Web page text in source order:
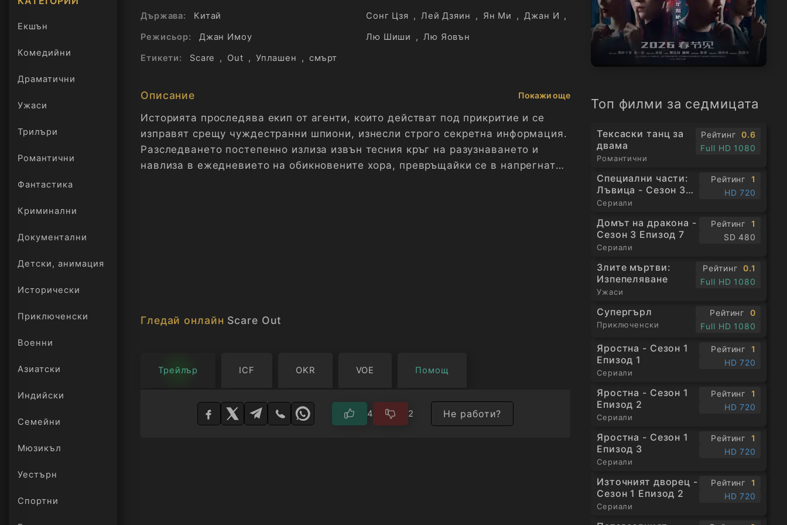
Екшън
Комедийни
Драматични
Ужаси
Трилъри
онлайн
Романтични
Фантастика
Криминални
Документални
Детски, анимация
Исторически
Приключенски
Военни
Азиатски
Индийски
Семейни
Мюзикъл
Уестърн
Спортни
Топ филми за седмицата
Тексаски танц за
двама
Романтични
Рейтинг
0.6
Full HD 1080
Специални части:
Лъвица - Сезон 3
Епизод 1
Сериали
Рейтинг
1
HD 720
Домът на дракона -
Сезон 3 Епизод 7
Сериали
Рейтинг
1
SD 480
Злите мъртви:
Изпепеляване
Ужаси
Рейтинг
0.1
Full HD 1080
Супергърл
Приключенски
Рейтинг
0
Full HD 1080
Яростна - Сезон 1
Епизод 1
Сериали
Рейтинг
1
HD 720
Яростна - Сезон 1
Епизод 2
Сериали
Рейтинг
1
HD 720
Яростна - Сезон 1
Епизод 3
Сериали
Рейтинг
1
HD 720
Източният дворец -
Сезон 1 Епизод 2
Сериали
Рейтинг
1
HD 720
Държава:
Китай
Режисьор:
Джан Имоу
Етикети:
Scare , Out , Уплашен , смърт
Сонг Цзя
, Лей Дзяин , Ян Ми , Джан И ,
Лю Шиши
, Лю Яовън
Описание Покажи още
Историята проследява екип от агенти, които действат под прикритие и се
изправят срещу чуждестранни шпиони, изнесли строго секретна информация.
Разследването постепенно излиза извън тесния кръг на разузнаването и
навлиза в ежедневието на обикновените хора, превръщайки се в напрегната
Гледай онлайн Scare Out
Трейлър ICF OKR VOE Помощ
4 2 Не работи?